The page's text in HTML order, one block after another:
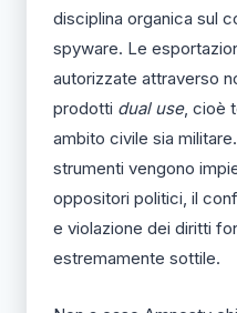
disciplina organica sul
spyware. Le
autorizzate attraverso
prodotti dual use, cioè
ambito civile sia
strumenti vengono
oppositori politici, il
e violazione dei diritti
estremamente sottile.